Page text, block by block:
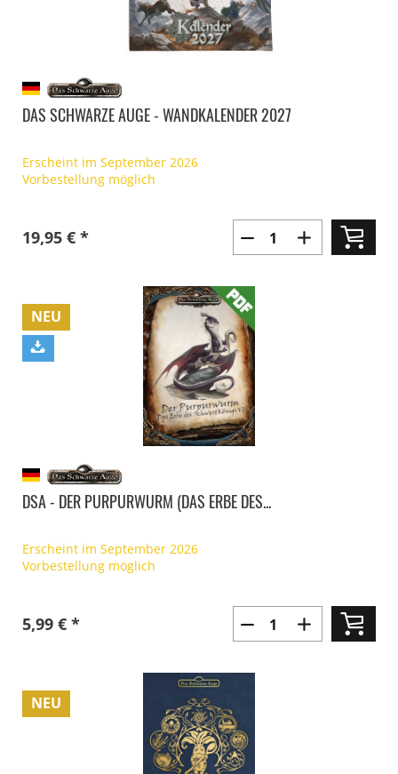
DAS SCHWARZE AUGE - WANDKALENDER 2027
Erscheint im September 2026
Vorbestellung möglich
19,95 € *
NEU
DSA - DER PURPURWURM (DAS ERBE DES...
Erscheint im September 2026
Vorbestellung möglich
5,99 € *
NEU